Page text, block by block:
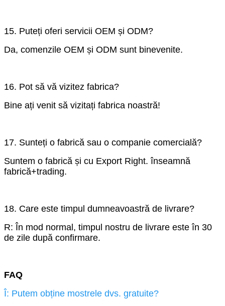
15. Puteți oferi servicii OEM și ODM?
Da, comenzile OEM și ODM sunt binevenite.
16. Pot să vă vizitez fabrica?
Bine ați venit să vizitați fabrica noastră!
17. Sunteți o fabrică sau o companie comercială?
Suntem o fabrică și cu Export Right. înseamnă
fabrică+trading.
18. Care este timpul dumneavoastră de livrare?
R: În mod normal, timpul nostru de livrare este în 30
de zile după confirmare.
FAQ
Î: Putem obține mostrele dvs. gratuite?